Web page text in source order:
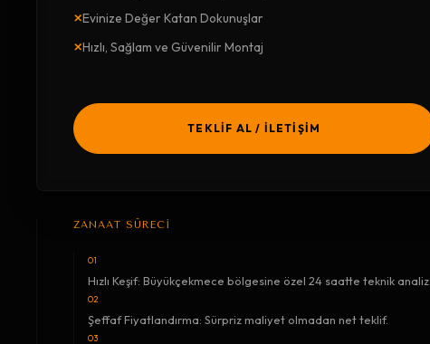
×Evinize Değer Katan Dokunuşlar
×Hızlı, Sağlam ve Güvenilir Montaj
TEKLİF AL / İLETİŞİM
ZANAAT SÜRECİ
01
Hızlı Keşif: Büyükçekmece bölgesine özel 24 saatte teknik analiz.
02
Şeffaf Fiyatlandırma: Sürpriz maliyet olmadan net teklif.
03